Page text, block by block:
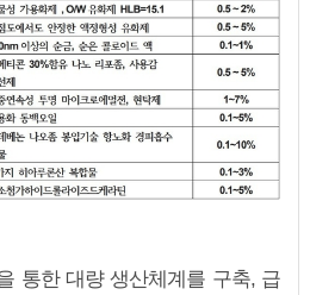
통한 대량 생산체계를 구축, 급